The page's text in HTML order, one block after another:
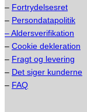
– Fortrydelsesret
– Persondatapolitik
– Aldersverifikation
– Cookie dekleration
– Fragt og levering
– Det siger kunderne
– FAQ